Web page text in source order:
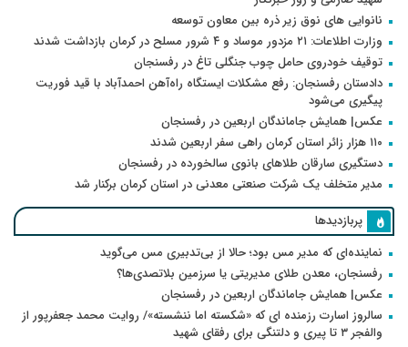
نانوایی های نوق زیر ذره بین معاون توسعه
وزارت اطلاعات: ۲۱ مزدور موساد و ۴ شرور مسلح در کرمان بازداشت شدند
توقیف خودروی حامل چوب جنگلی تاغ در رفسنجان
دادستان رفسنجان: رفع مشکلات ایستگاه راه‌آهن احمدآباد با قید فوریت
پیگیری می‌شود
عکس| همایش جاماندگان اربعین در رفسنجان
۱۱۰ هزار زائر استان کرمان راهی سفر اربعین شدند
دستگیری سارقان طلاهای بانوی سالخورده در رفسنجان
مدیر متخلف یک شرکت صنعتی معدنی در استان کرمان برکنار شد
پربازدیدها
نماینده‌ای که مدیر مس بود؛ حالا از بی‌تدبیری مس می‌گوید
رفسنجان، معدن طلای مدیریتی یا سرزمین بلاتصدی‌ها؟
عکس| همایش جاماندگان اربعین در رفسنجان
سالروز اسارت رزمنده ای که «شکسته اما ننشسته»/ روایت محمد جعفرپور از
والفجر ۳ تا پیری و دلتنگی برای رفقای شهید